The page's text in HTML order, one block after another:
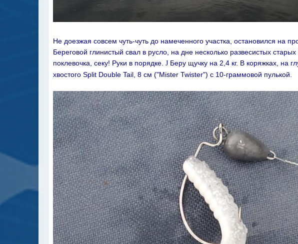
Не доезжая совсем чуть-чуть до намеченного участка, остановился на
Береговой глинистый свал в русло, на дне несколько развесистых
поклевочка, секу! Руки в порядке.J Беру щучку на 2,4 кг. В коряжках, на
хвостогоSplit Double Tail , 8 см ("Mister Twister") с 10-граммовой пулькой.